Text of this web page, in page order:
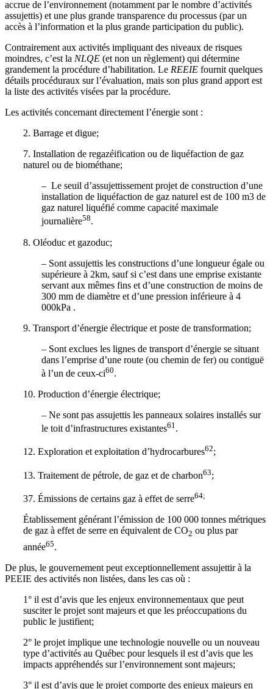
accrue de l’environnement (notamment par le nombre d’activités
assujettis) et une plus grande transparence du processus (par un
accès à l’information et la plus grande participation du public).
Contrairement aux activités impliquant des niveaux de risques
moindres, c’est la NLQE (et non un règlement) qui détermine
grandement la procédure d’habilitation. Le REEIE fournit quelques
détails procéduraux sur l’évaluation, mais son plus grand apport est
la liste des activités visées par la procédure.
Les activités concernant directement l’énergie sont :
2. Barrage et digue;
7. Installation de regazéification ou de liquéfaction de gaz
naturel ou de biométhane;
– Le seuil d’assujettissement projet de construction d’une
installation de liquéfaction de gaz naturel est de 100 m3 de
gaz naturel liquéfié comme capacité maximale
journalière58.
8. Oléoduc et gazoduc;
– Sont assujettis les constructions d’une longueur égale ou
supérieure à 2km, sauf si c’est dans une emprise existante
servant aux mêmes fins et d’une construction de moins de
300 mm de diamètre et d’une pression inférieure à 4
000kPa .
9. Transport d’énergie électrique et poste de transformation;
– Sont exclues les lignes de transport d’énergie se situant
dans l’emprise d’une route (ou chemin de fer) ou contiguë
à l’un de ceux-ci60.
10. Production d’énergie électrique;
– Ne sont pas assujettis les panneaux solaires installés sur
le toit d’infrastructures existantes61.
12. Exploration et exploitation d’hydrocarbures62;
13. Traitement de pétrole, de gaz et de charbon63;
37. Émissions de certains gaz à effet de serre64;
Établissement générant l’émission de 100 000 tonnes métriques
de gaz à effet de serre en équivalent de CO2 ou plus par
année65.
De plus, le gouvernement peut exceptionnellement assujettir à la
PEEIE des activités non listées, dans les cas où :
1° il est d’avis que les enjeux environnementaux que peut
susciter le projet sont majeurs et que les préoccupations du
public le justifient;
2° le projet implique une technologie nouvelle ou un nouveau
type d’activités au Québec pour lesquels il est d’avis que les
impacts appréhendés sur l’environnement sont majeurs;
3° il est d’avis que le projet comporte des enjeux majeurs en